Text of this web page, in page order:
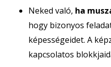
Neked való, ha
hogy bizonyos
képességeidet. A
kapcsolatos